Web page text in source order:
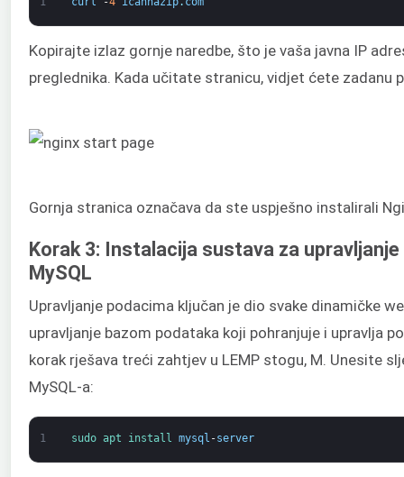
Kopirajte izlaz gornje naredbe, što je vaša javna IP
preglednika. Kada učitate stranicu, vidjet ćete zadanu
Gornja stranica označava da ste uspješno instalirali
Korak 3: Instalacija sustava za
MySQL
Upravljanje podacima ključan je dio svake dinamičke
upravljanje bazom podataka koji pohranjuje i upravlja
korak rješava treći zahtjev u LEMP stogu, M. Unesite
MySQL-a:
1 sudo apt install mysql -server